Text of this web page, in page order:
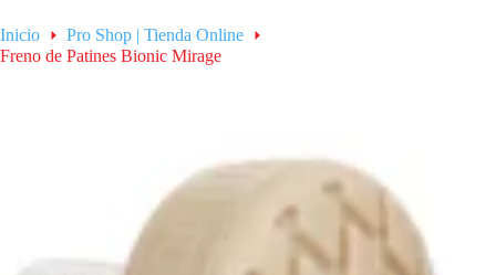
Inicio
Pro Shop | Tienda Online
Freno de Patines Bionic Mirage